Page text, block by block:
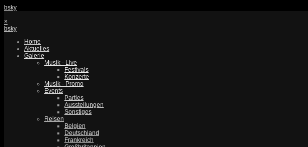
bsky
×
bsky
Home
Aktuelles
Galerie
Musik - Live
Festivals
Konzerte
Musik - Promo
Events
Parties
Ausstellungen
Sonstiges
Reisen
Belgien
Deutschland
Frankreich